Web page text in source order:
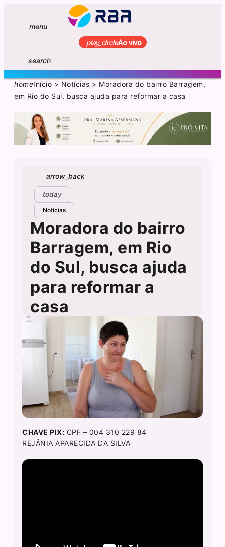
menu
play_circleAo vivo
search
homeInício > Notícias > Moradora do bairro Barragem,
em Rio do Sul, busca ajuda para reformar a casa
arrow_back
today
Notícias
Moradora do bairro
Barragem, em Rio
do Sul, busca ajuda
para reformar a
casa
CHAVE PIX: CPF – 004 310 229 84
REJÂNIA APARECIDA DA SILVA